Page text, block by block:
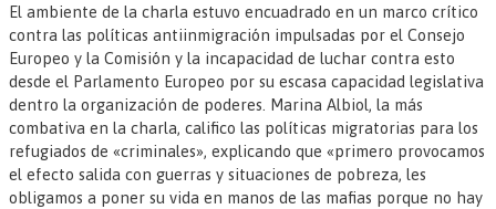
El ambiente de la charla estuvo encuadrado en un marco crítico
contra las políticas antiinmigración impulsadas por el Consejo
Europeo y la Comisión y la incapacidad de luchar contra esto
desde el Parlamento Europeo por su escasa capacidad legislativa
dentro la organización de poderes. Marina Albiol, la más
combativa en la charla, califico las políticas migratorias para los
refugiados de «criminales», explicando que «primero provocamos
el efecto salida con guerras y situaciones de pobreza, les
obligamos a poner su vida en manos de las mafias porque no hay